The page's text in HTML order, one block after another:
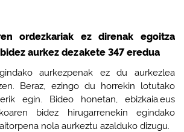
ordezkariak ez direnak egoitza
aurkez dezakete 347 eredua
aurkezpenak ez du aurkezlea
Beraz, ezingo du horrekin lotutako
egin. Bideo honetan, ebizkaia.eus
bidez hirugarrenekin egindako
nola aurkeztu azalduko dizugu.